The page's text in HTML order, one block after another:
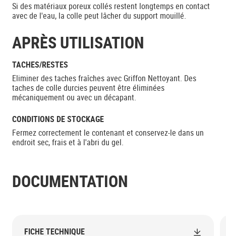
Si des matériaux poreux collés restent longtemps en contact
avec de l'eau, la colle peut lâcher du support mouillé.
APRÈS UTILISATION
TACHES/RESTES
Eliminer des taches fraîches avec Griffon Nettoyant. Des
taches de colle durcies peuvent être éliminées
mécaniquement ou avec un décapant.
CONDITIONS DE STOCKAGE
Fermez correctement le contenant et conservez-le dans un
endroit sec, frais et à l'abri du gel.
DOCUMENTATION
FICHE TECHNIQUE